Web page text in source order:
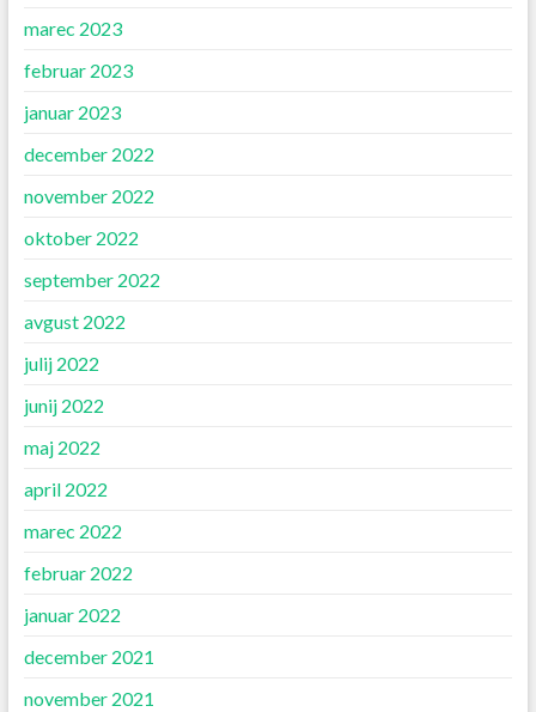
marec 2023
februar 2023
januar 2023
december 2022
november 2022
oktober 2022
september 2022
avgust 2022
julij 2022
junij 2022
maj 2022
april 2022
marec 2022
februar 2022
januar 2022
december 2021
november 2021